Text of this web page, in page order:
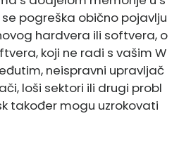
pogreška obično pojavlju
hardvera ili softvera, o
koji ne radi s vašim W
neispravni upravljač
loši sektori ili drugi probl
također mogu uzrokovati